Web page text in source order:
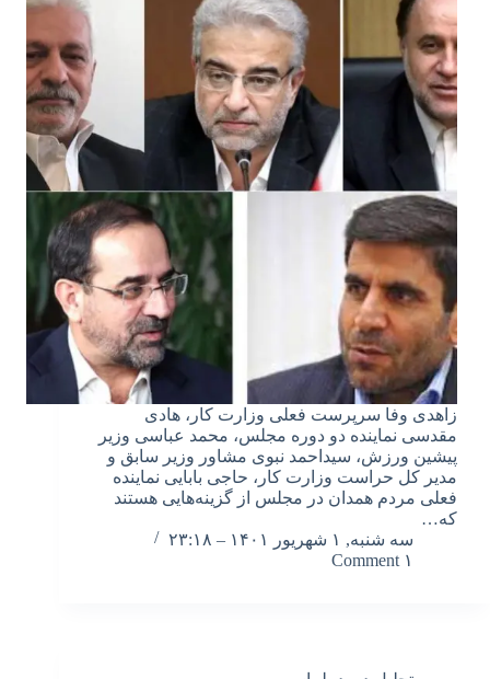
زاهدی وفا سرپرست فعلی وزارت کار، هادی
مقدسی نماینده دو دوره مجلس، محمد عباسی وزیر
پیشین ورزش، سیداحمد نبوی مشاور وزیر سابق و
مدیر کل حراست وزارت کار، حاجی بابایی نماینده
فعلی مردم همدان در مجلس از گزینه‌هایی هستند
که…
سه شنبه, ۱ شهریور ۱۴۰۱ – ۲۳:۱۸
۱ Comment